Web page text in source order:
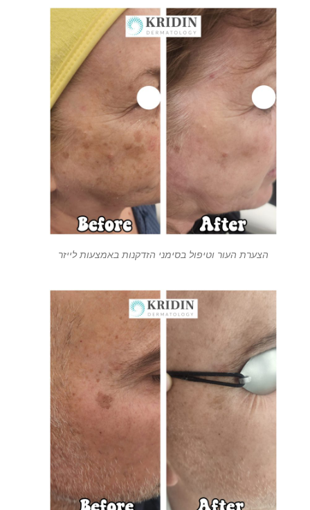
הצערת העור וטיפול בסימני הזדקנות באמצעות לייזר